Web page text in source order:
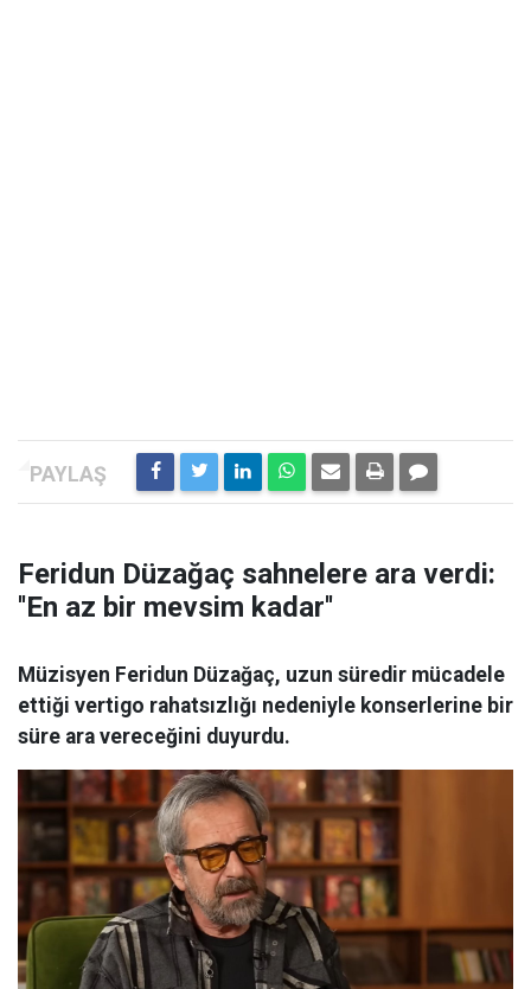
Feridun Düzağaç sahnelere ara verdi:
''En az bir mevsim kadar''
Müzisyen Feridun Düzağaç, uzun süredir mücadele
ettiği vertigo rahatsızlığı nedeniyle konserlerine bir
süre ara vereceğini duyurdu.